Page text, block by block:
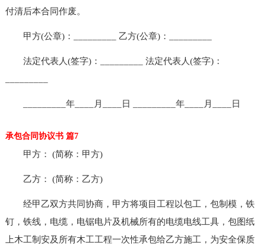
付清后本合同作废。
甲方(公章)：_________ 乙方(公章)：_________
法定代表人(签字)：_________ 法定代表人(签字)：
_________年____月____日 _________年____月____日
承包合同协议书 篇7
甲方： (简称：甲方)
乙方： (简称：乙方)
经甲乙双方共同协商，甲方将项目工程以包工，包制模，铁
钉，铁线，电缆，电锯电片及机械所有的电缆电线工具，包图纸
上木工制安及所有木工工程一次性承包给乙方施工，为安全保质